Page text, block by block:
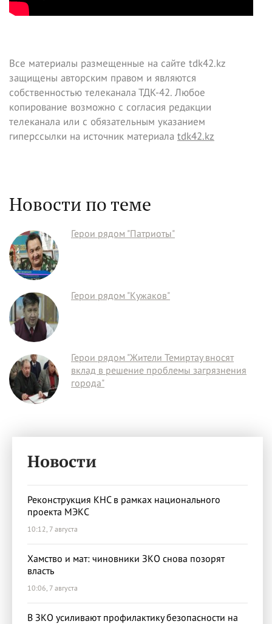
Все материалы размещенные на сайте tdk42.kz
защищены авторским правом и являются
собственностью телеканала ТДК-42. Любое
копирование возможно с согласия редакции
телеканала или с обязательным указанием
гиперссылки на источник материала tdk42.kz
Новости по теме
Герои рядом "Патриоты"
Герои рядом "Кужаков"
Герои рядом "Жители Темиртау вносят
вклад в решение проблемы загрязнения
города"
Новости
Реконструкция КНС в рамках национального
проекта МЭКС
10:12, 7 августа
Хамство и мат: чиновники ЗКО снова позорят
власть
10:06, 7 августа
В ЗКО усиливают профилактику безопасности на